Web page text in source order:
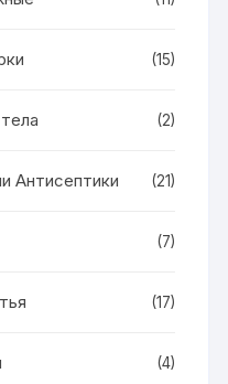
(15)
(2)
Антисептики (21)
(7)
(17)
(4)